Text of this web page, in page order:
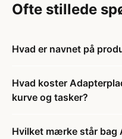
Ofte stillede
Hvad er navnet på
Hvad koster
kurve og tasker?
Hvilket mærke står bag